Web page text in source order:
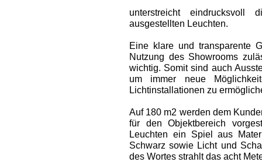
unterstreicht
ausgestellten Leuchten.
Eine klare und transparente
Nutzung des Showrooms
wichtig. Somit sind auch
um immer neue
Lichtinstallationen zu
Auf 180 m2 werden dem
für den Objektbereich
Leuchten ein Spiel aus
Schwarz sowie Licht und
des Wortes strahlt das acht